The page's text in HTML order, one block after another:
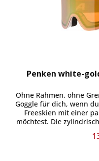
Penken white-
Ohne Rahmen, ohne
Goggle für dich, wenn
Freeskien mit einer
möchtest. Die